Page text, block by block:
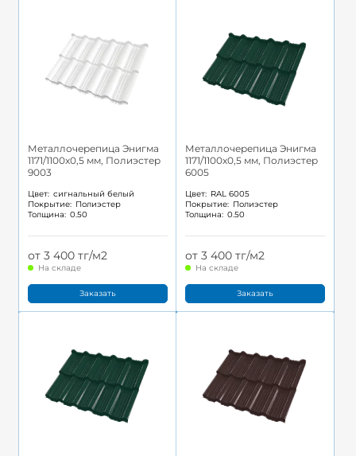
Металлочерепица Энигма
1171/1100x0,5 мм, Полиэстер
9003
Цвет: сигнальный белый
Покрытие: Полиэстер
Толщина: 0.50
от 3 400 тг/м2
На складе
Заказать
Металлочерепица Энигма
1171/1100x0,5 мм, Полиэстер
6005
Цвет: RAL 6005
Покрытие: Полиэстер
Толщина: 0.50
от 3 400 тг/м2
На складе
Заказать